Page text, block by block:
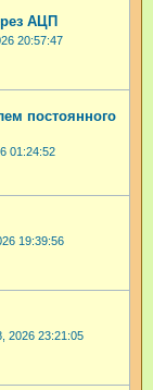
АЦП
20:57:47
постоянного
01:24:52
19:39:56
2026 23:21:05